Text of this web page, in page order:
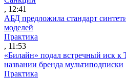
, 12:41
АБД предложила стандарт
моделей
Практика
, 11:53
«Билайн» подал встречный иск к
названии бренда мультиподписки
Практика